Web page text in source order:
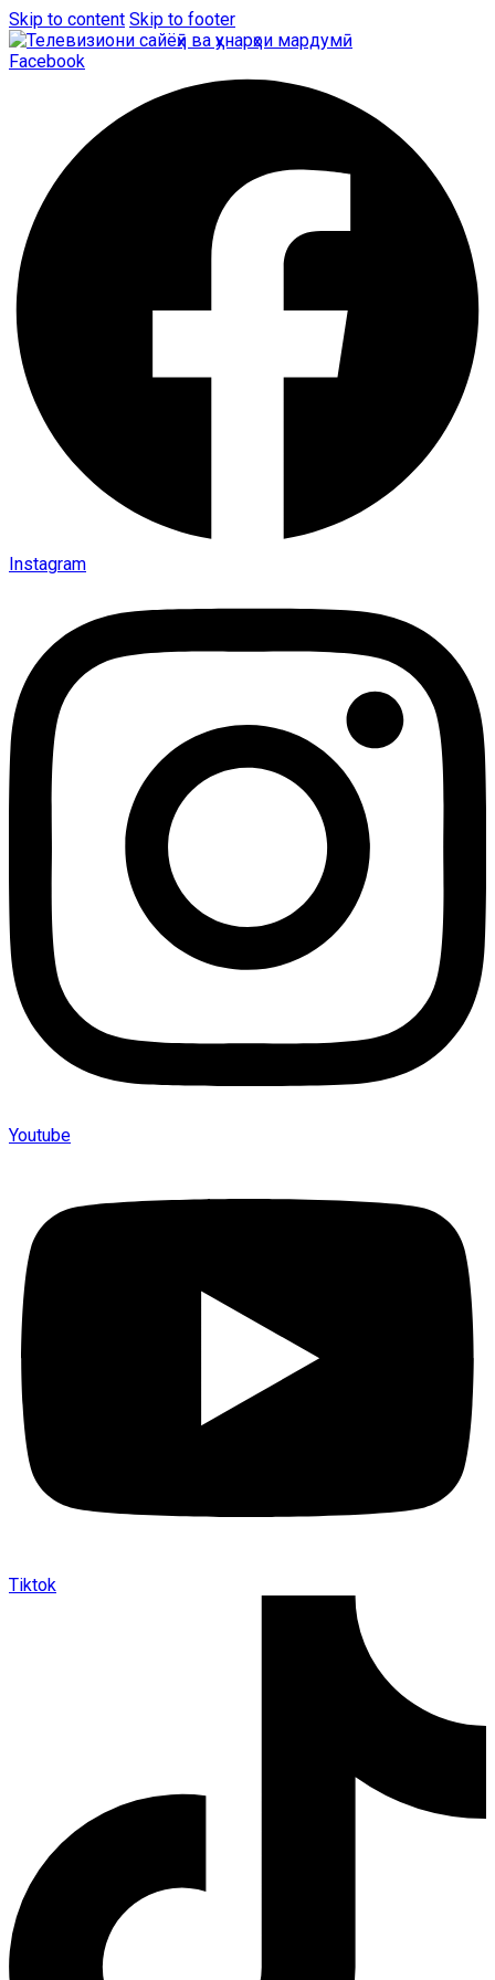
Skip to content Skip to footer
Facebook
Instagram
Youtube
Tiktok